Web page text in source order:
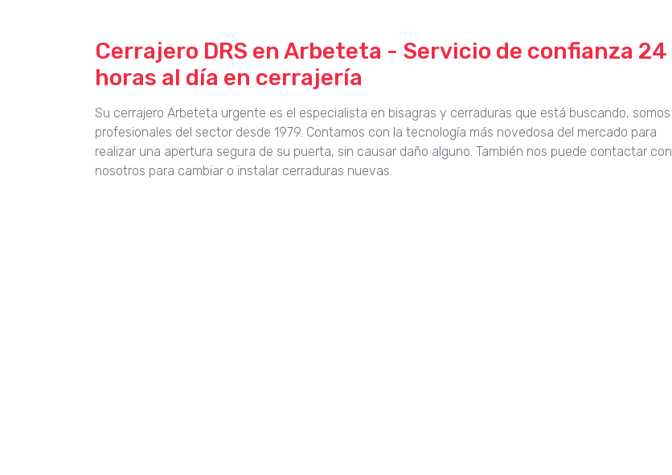
Cerrajero DRS en Arbeteta - Servicio de confianza 24
horas al día en cerrajería
Su cerrajero Arbeteta urgente es el especialista en bisagras y cerraduras que está buscando, somos
profesionales del sector desde 1979. Contamos con la tecnología más novedosa del mercado para
realizar una apertura segura de su puerta, sin causar daño alguno. También nos puede contactar con
nosotros para cambiar o instalar cerraduras nuevas.